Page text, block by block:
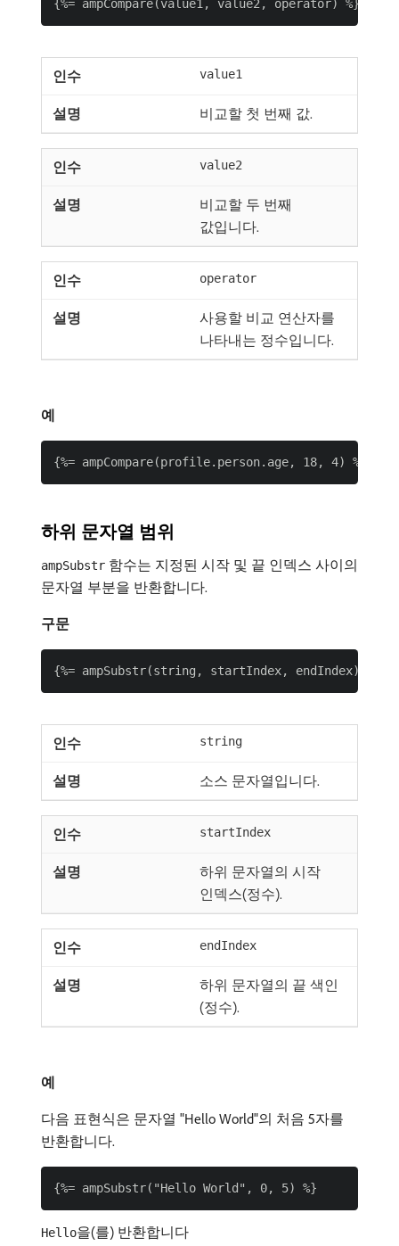
value1
비교할 첫 번째 값.
value2
비교할 두 번째
값입니다.
operator
사용할 비교 연산자를
나타내는 정수입니다.
예
하위 문자열 범위
ampSubstr 함수는 지정된 시작 및 끝 인덱스 사이의
문자열 부분을 반환합니다.
구문
string
소스 문자열입니다.
startIndex
하위 문자열의 시작
인덱스(정수).
endIndex
하위 문자열의 끝 색인
(정수).
예
다음 표현식은 문자열 "Hello World"의 처음 5자를
반환합니다.
Hello을(를) 반환합니다